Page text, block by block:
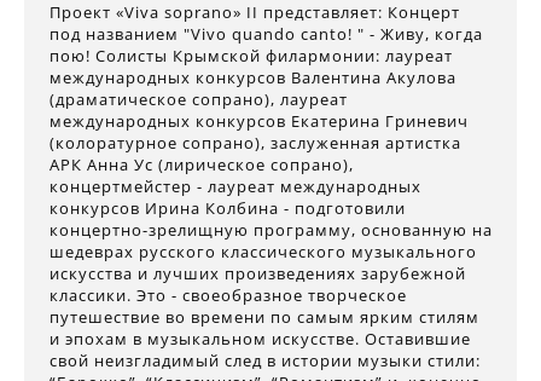
Проект «Viva soprano» II представляет: Концерт
под названием "Vivo quando canto! " - Живу, когда
пою! Солисты Крымской филармонии: лауреат
международных конкурсов Валентина Акулова
(драматическое сопрано), лауреат
международных конкурсов Екатерина Гриневич
(колоратурное сопрано), заслуженная артистка
АРК Анна Ус (лирическое сопрано),
концертмейстер - лауреат международных
конкурсов Ирина Колбина - подготовили
концертно-зрелищную программу, основанную на
шедеврах русского классического музыкального
искусства и лучших произведениях зарубежной
классики. Это - своеобразное творческое
путешествие во времени по самым ярким стилям
и эпохам в музыкальном искусстве. Оставившие
свой неизгладимый след в истории музыки стили: